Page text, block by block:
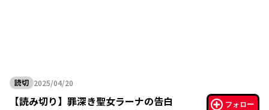
読切 2025/04/20
2025年04月20日
【読み切り】 罪深き聖女ラーナの告白 フォロー